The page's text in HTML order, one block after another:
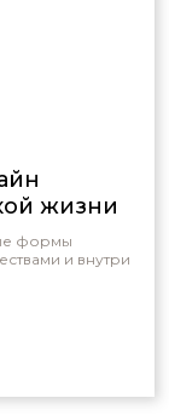
жизни
формы
и внутри